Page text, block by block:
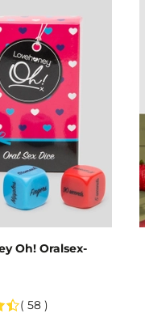
Oh! Oralsex-
( 58 )